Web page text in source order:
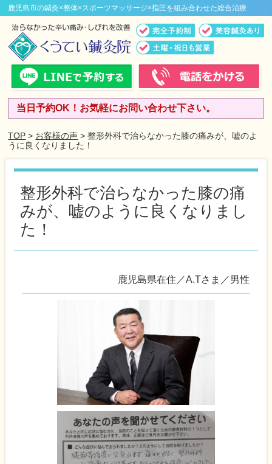
鹿児島市の鍼灸×整体×スポーツマッサージ×指圧を組み合わせた総合治療
当日予約OK！お気軽にお問い合わせ下さい。
TOP > お客様の声 > 整形外科で治らなかった膝の痛みが、嘘のよ
うに良くなりました！
整形外科で治らなかった膝の痛
みが、嘘のように良くなりまし
た！
鹿児島県在住／A.Tさま／男性